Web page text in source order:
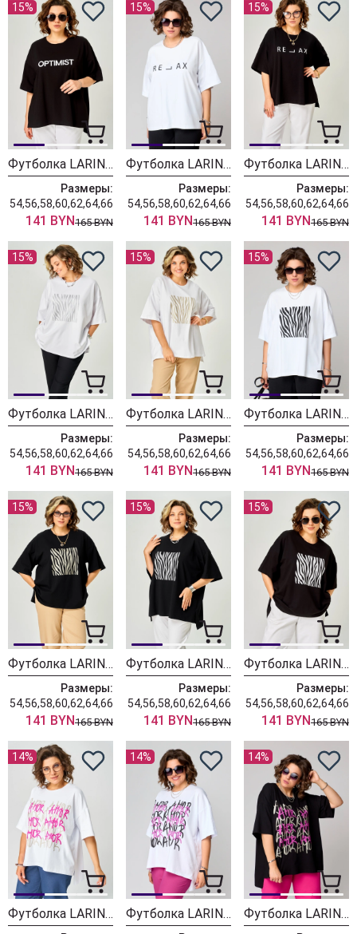
15%
Футболка LARINI 086 черный optimist
Размеры:
54,56,58,60,62,64,66
141 BYN165 BYN
15%
Футболка LARINI 084 белый relax
Размеры:
54,56,58,60,62,64,66
141 BYN165 BYN
15%
Футболка LARINI 084 черный relax
Размеры:
54,56,58,60,62,64,66
141 BYN165 BYN
15%
Футболка LARINI 083 белый + серебро зебра
Размеры:
54,56,58,60,62,64,66
141 BYN165 BYN
15%
Футболка LARINI 083 белый + золотой зебра
Размеры:
54,56,58,60,62,64,66
141 BYN165 BYN
15%
Футболка LARINI 083 белый + черный зебра
Размеры:
54,56,58,60,62,64,66
141 BYN165 BYN
15%
Футболка LARINI 083 черный + золотой зебра
Размеры:
54,56,58,60,62,64,66
141 BYN165 BYN
15%
Футболка LARINI 083 черный + серебро зебра
Размеры:
54,56,58,60,62,64,66
141 BYN165 BYN
15%
Футболка LARINI 083 черный + белый зебра
Размеры:
54,56,58,60,62,64,66
141 BYN165 BYN
14%
Футболка LARINI 082 белый + золотой amor
14%
Футболка LARINI 082 белый + фуксия amor
14%
Футболка LARINI 082 черный + фуксия amor